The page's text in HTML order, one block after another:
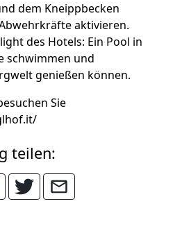
dem Kneippbecken
aktivieren.
des Hotels: Ein Pool in
schwimmen und
genießen können.
Sie
teilen: